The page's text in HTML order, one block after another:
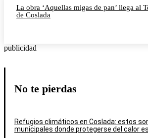
La obra ‘Aquellas migas de pan’ llega al
de Coslada
publicidad
No te pierdas
Refugios climáticos en Coslada: estos
municipales donde protegerse del calor